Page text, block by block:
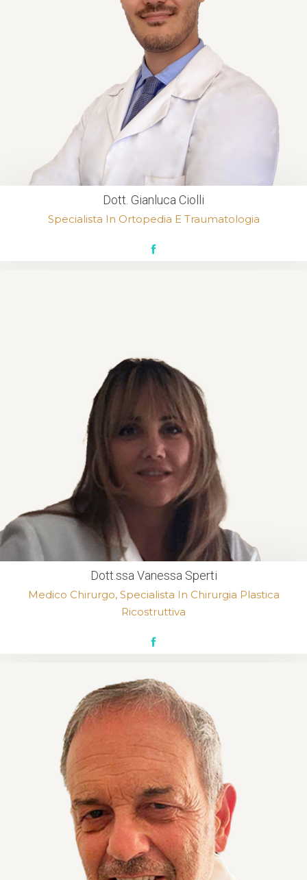
Dott. Gianluca Ciolli
Specialista In Ortopedia E Traumatologia
Dott.ssa Vanessa Sperti
Medico Chirurgo, Specialista In Chirurgia Plastica
Ricostruttiva